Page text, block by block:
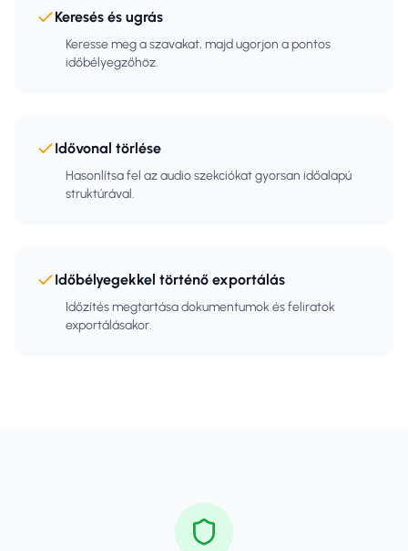
Keresés és ugrás
Keresse meg a szavakat, majd ugorjon a pontos
időbélyegzőhöz.
Idővonal törlése
Hasonlítsa fel az audio szekciókat gyorsan időalapú
struktúrával.
Időbélyegekkel történő exportálás
Időzítés megtartása dokumentumok és feliratok
exportálásakor.